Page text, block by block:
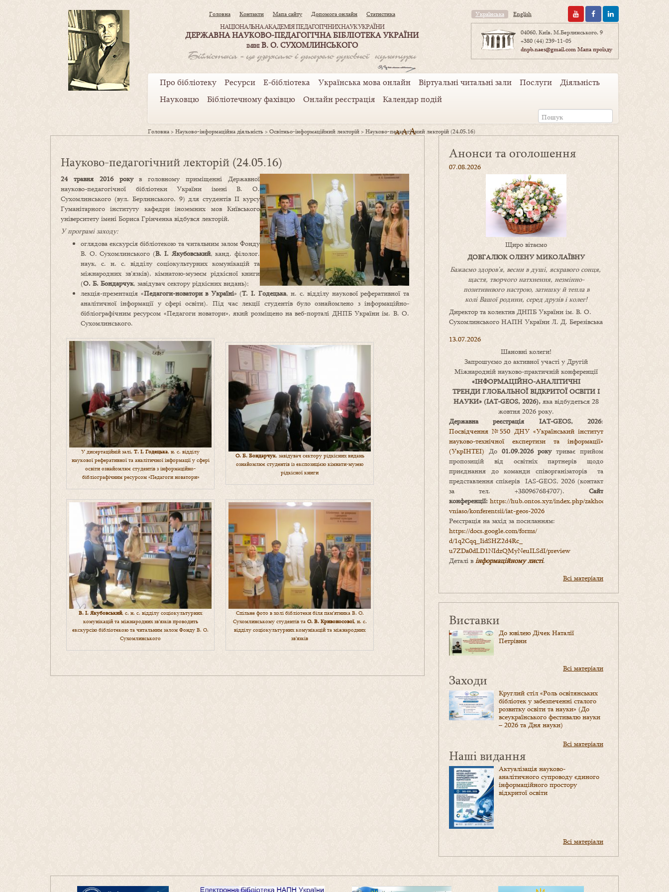
Головна Контакти Мапа сайту Допомога онлайн Статистика
НАЦІОНАЛЬНА АКАДЕМІЯ ПЕДАГОГІЧНИХ НАУК УКРАЇНИ
ДЕРЖАВНА НАУКОВО-ПЕДАГОГІЧНА БІБЛІОТЕКА УКРАЇНИ
ІМЕНІВ. О. СУХОМЛИНСЬКОГО
Українська English
04060, Київ, М.Берлинського, 9
+380 (44) 239-11-05
dnpb.naes@gmail.comМапа проїзду
Про бібліотеку Ресурси Е-бібліотека Українська мова онлайн Віртуальні читальні зали Послуги
Діяльність
Науковцю
Бібліотечному фахівцю Онлайн реєстрація Календар подій
Головна >Науково-інформаційна діяльність >Освітньо-інформаційний лекторій >Науково-педагогічний лекторій (24.05.16)
A AA
Науково-педагогічний лекторій (24.05.16)
24 травня 2016 рокув головному приміщенні Державної
науково-педагогічної бібліотеки України імені В. О.
Сухомлинського (вул. Берлинського, 9) для студентів II курсу
Гуманітарного інституту кафедри іноземних мов Київського
університету імені Бориса Грінченка відбувся лекторій.
У програмі заходу:
оглядова екскурсія бібліотекою та читальним залом Фонду
В. О. Сухомлинського (В. І. Якубовський, канд. філолог.
наук, с. н. с. відділу соціокультурних комунікацій та
міжнародних зв’язків), кімнатою-музеєм рідкісної книги
(О. Б. Бондарчук, завідувач сектору рідкісних видань);
лекція-презентація «Педагоги-новатори в Україні» (Т. І. Годецька, н. с. відділу наукової реферативної та
аналітичної інформації у сфері освіти). Під час лекції студентів було ознайомлено з інформаційно-
бібліографічним ресурсом «Педагоги новатори», який розміщено на веб-порталі ДНПБ України ім. В. О.
Сухомлинського.
У дисертаційній залі, Т. І. Годецька, н. с. відділу
наукової реферативної та аналітичної інформації у сфері
освіти ознайомлює студентів з інформаційно-
бібліографічним ресурсом «Педагоги новатори»
О. Б. Бондарчук, завідувач сектору рідкісних видань
ознайомлює студентів із експозицією кімнати-музею
рідкісної книги
В. І. Якубовський, с. н. с. відділу соціокультурних
комунікацій та міжнародних зв’язків проводить
екскурсію бібліотекою та читальним залом Фонду В. О.
Сухомлинського
Спільне фото в холі бібліотеки біля пам’ятника В. О.
Сухомлинському студентів та О. В. Кривоносової, н. с.
відділу соціокультурних комунікацій та міжнародних
зв’язків
Анонси та оголошення
07.08.2026
Щиро вітаємо
ДОВГАЛЮК ОЛЕНУ МИКОЛАЇВНУ
Бажаємо здоров’я, весни в душі, яскравого сонця,
щастя, творчого натхнення, незмінно-
позитивнвого настрою, затишкуйтепла в
коліВашоїродини, серед друзів і колег!
Директор та колектив ДНПБ України ім. В. О.
Сухомлинського НАПН України Л. Д. Березівська
13.07.2026
Шановні колеги!
Запрошуємо до активної участі у Другій
Міжнародній науково-практичній конференції
«ІНФОРМАЦІЙНО-АНАЛІТИЧНІ
ТРЕНДИ ГЛОБАЛЬНОЇ ВІДКРИТОЇ ОСВІТИ І
НАУКИ» (IAT-GEOS, 2026), яка відбудеться 28
жовтня 2026 року.
Державна реєстрація IAT-GEOS, 2026:
Посвідчення №550 ДНУ «Український інститут
науково-технічної експертизи та інформації»
(УкрІНТЕІ) До 01.09.2026 рокутриває прийом
пропозицій від освітніх партнерів щодо
приєднання до команди співорганізаторів та
представлення спікерів IAS-GEOS, 2026 (контакт
за тел. +380967684707). Сайт
конференції: https://hub.ontos.xyz/index.php/zakhody-
vniaso/konferentsii/iat-geos-2026
Реєстрація на захід за посиланням:
https://docs.google.com/forms/
d/1q2Cqq_IidSHZ2d4Rc_
u7ZDa0dLD1NIdzQMyNeuILSdI/preview
Деталі в інформаційному листі.
Всі матеріали
Виставки
До ювілею Дічек Наталії
Петрівни
Всі матеріали
Заходи
Круглий стіл «Роль освітянських
бібліотек у забезпеченні сталого
розвитку освіти та науки» (До
всеукраїнського фестивалю науки
– 2026 та Дня науки)
Всі матеріали
Наші видання
Актуалізація науково-
аналітичного супроводу єдиного
інформаційного простору
відкритої освіти
Всі матеріали